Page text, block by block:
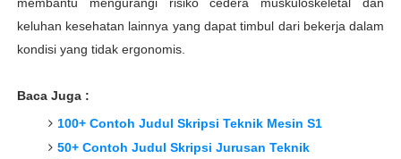
keluhan kesehatan lainnya yang dapat timbul dari bekerja dalam
kondisi yang tidak ergonomis.
Baca Juga :
100+ Contoh Judul Skripsi Teknik Mesin S1
50+ Contoh Judul Skripsi Jurusan Teknik